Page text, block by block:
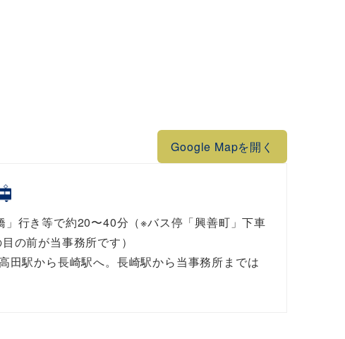
Google Mapを開く
」行き等で約20〜40分（※バス停「興善町」下車
の前が当事務所です）
田駅から長崎駅へ。長崎駅から当事務所までは